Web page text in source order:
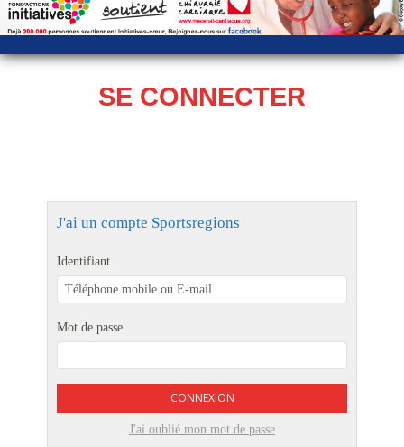
SE CONNECTER
J'ai un compte Sportsregions
Identifiant
Mot de passe
CONNEXION
J'ai oublié mon mot de passe